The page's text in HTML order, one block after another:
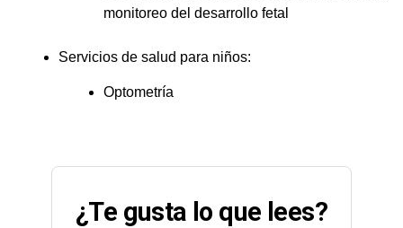
monitoreo del desarrollo fetal
Servicios de salud para niños:
Optometría
¿Te gusta lo que lees?